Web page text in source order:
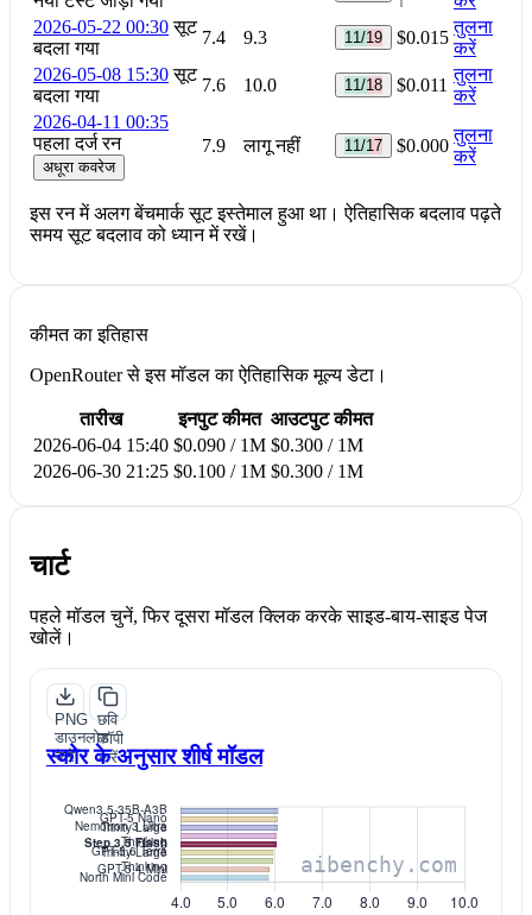
2026-05-22 00:30 सूट
बदला गया
7.4 9.3 11/19 $0.015
तुलना
करें
2026-05-08 15:30 सूट
बदला गया
7.6 10.0 11/18 $0.011
तुलना
करें
2026-04-11 00:35
पहला दर्ज रन
अधूरा कवरेज
7.9 लागू नहीं 11/17 $0.000
तुलना
करें
इस रन में अलग बेंचमार्क सूट इस्तेमाल हुआ था। ऐतिहासिक बदलाव पढ़ते
समय सूट बदलाव को ध्यान में रखें।
कीमत का इतिहास
OpenRouter से इस मॉडल का ऐतिहासिक मूल्य डेटा।
तारीख इनपुट कीमत आउटपुट कीमत
2026-06-04 15:40 $0.090 / 1M $0.300 / 1M
2026-06-30 21:25 $0.100 / 1M $0.300 / 1M
चार्ट
पहले मॉडल चुनें, फिर दूसरा मॉडल क्लिक करके साइड-बाय-साइड पेज
खोलें।
PNG
डाउनलोड
करें
छवि
कॉपी
करें
स्कोर के अनुसार शीर्ष मॉडल